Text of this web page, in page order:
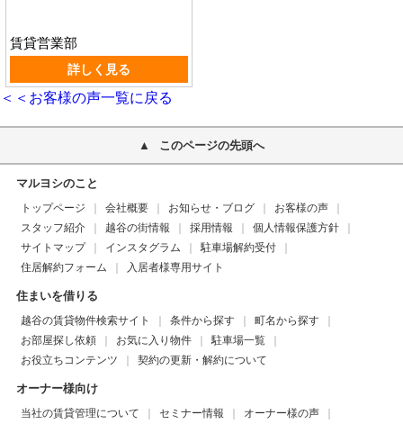
賃貸営業部
詳しく見る
＜＜お客様の声一覧に戻る
このページの先頭へ
マルヨシのこと
トップページ 会社概要 お知らせ・ブログ
お客様の声
スタッフ紹介
越谷の街情報 採用情報
個人情報保護方針
サイトマップ
インスタグラム
駐車場解約受付
住居解約フォーム
入居者様専用サイト
住まいを借りる
越谷の賃貸物件検索サイト 条件から探す
町名から探す
お部屋探し依頼
お気に入り物件
駐車場一覧
お役立ちコンテンツ
契約の更新・解約について
オーナー様向け
当社の賃貸管理について セミナー情報
オーナー様の声